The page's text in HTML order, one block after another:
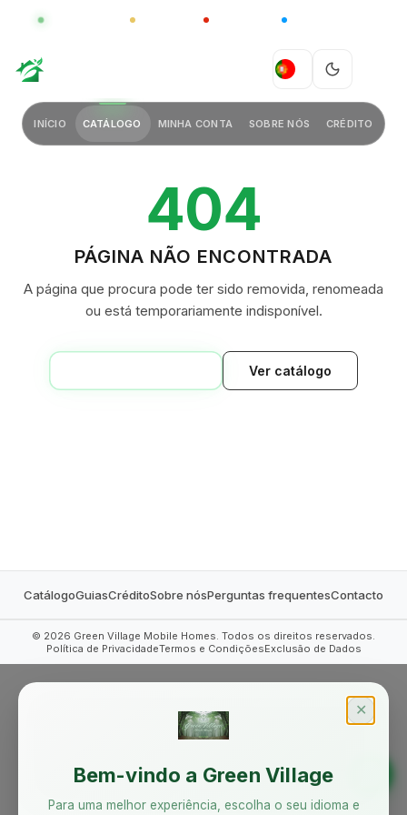
GLOBAL CHINA
PT
INÍCIO CATÁLOGO MINHA CONTA SOBRE NÓS CRÉDITO
404
PÁGINA NÃO ENCONTRADA
A página que procura pode ter sido removida, renomeada
ou está temporariamente indisponível.
Ver catálogo
CatálogoGuiasCréditoSobre nósPerguntas frequentesContacto
© 2026 Green Village Mobile Homes. Todos os direitos reservados.
Política de PrivacidadeTermos e CondiçõesExclusão de Dados
✕
Bem-vindo a Green Village
Para uma melhor experiência, escolha o seu idioma e